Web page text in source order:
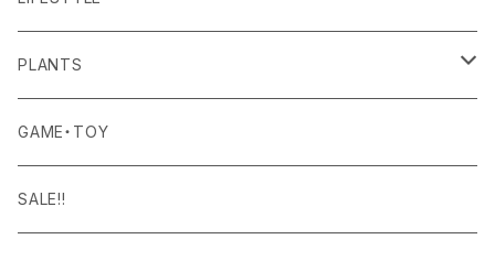
BISQUE
Curry Mason
Detail
ROOM WEAR
SHOES
HAT・CAP
MILITARY GOODS
NITE IZE
S-BBINER
RGM
DRINK
KITCHEN GOODS
TABLEWARE
ALOMA
ART PIECE
BODY & SKIN CARE
PLANTS
POTTED PLANTS
TERRARIUM
GAME・TOY
SALE!!